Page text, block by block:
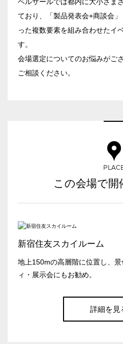
ており、「製品発表会+商談会
った複数要素を組み合わせたイ
す。
会場選定についてのお悩みがご
ご相談ください。
この会場で開
新宿住友スカイルーム
地上150mの高層階に位置し、
ィ・展示会にもお勧め。
詳細を見
03-3346-1396
受付時間 9:00～18:00（土日
WEBからのお問合せ
お問合せフォーム
口の字型 島
イベントホール
特長で選ぶ
窓があり開放感のある